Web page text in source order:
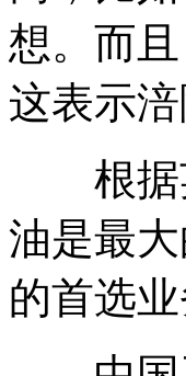
想。而
这表示
根据英
油是最
的首选